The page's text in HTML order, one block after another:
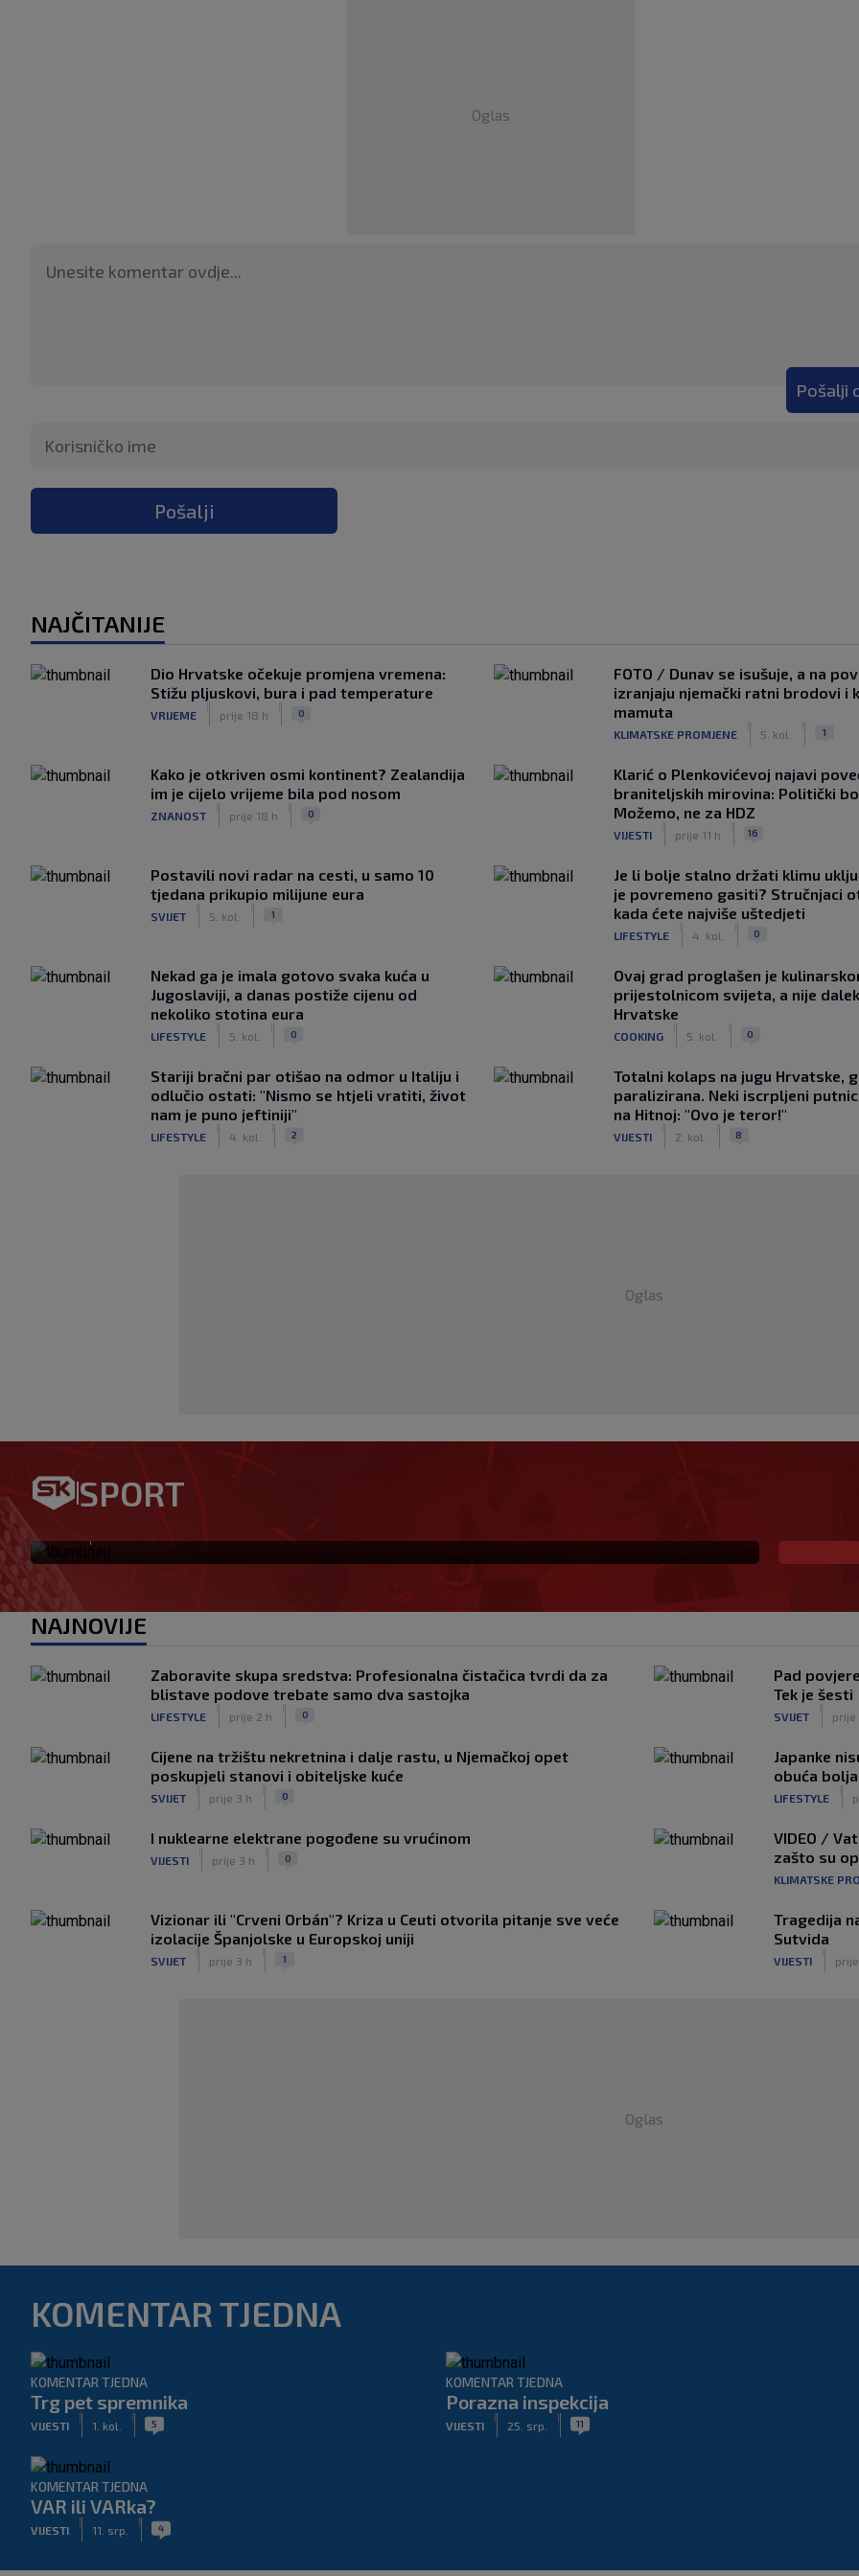
Oglas
Pošalji
Pošalji
NAJČITANIJE
Dio Hrvatske očekuje promjena vremena:
Stižu pljuskovi, bura i pad temperature
VRIJEME prije 18 h 0
FOTO / Dunav se isušuje, a na
izranjaju njemački ratni brodovi i
mamuta
KLIMATSKE PROMJENE 5. kol. 1
Kako je otkriven osmi kontinent? Zealandija
im je cijelo vrijeme bila pod nosom
ZNANOST prije 18 h 0
Klarić o Plenkovićevoj najavi
braniteljskih mirovina: Politički
Možemo, ne za HDZ
VIJESTI prije 11 h 16
Postavili novi radar na cesti, u samo 10
tjedana prikupio milijune eura
SVIJET 5. kol. 1
Je li bolje stalno držati klimu
je povremeno gasiti? Stručnjaci
kada ćete najviše uštedjeti
LIFESTYLE 4. kol. 0
Nekad ga je imala gotovo svaka kuća u
Jugoslaviji, a danas postiže cijenu od
nekoliko stotina eura
LIFESTYLE 5. kol. 0
Ovaj grad proglašen je
prijestolnicom svijeta, a nije
Hrvatske
COOKING 5. kol. 0
Stariji bračni par otišao na odmor u Italiju i
odlučio ostati: "Nismo se htjeli vratiti, život
nam je puno jeftiniji"
LIFESTYLE 4. kol. 2
Totalni kolaps na jugu Hrvatske,
paralizirana. Neki iscrpljeni
na Hitnoj: "Ovo je teror!"
VIJESTI 2. kol. 8
Oglas
SPORT
Ovo se Hajduku nije dogodilo već šest godina
NAJNOVIJE
Zaboravite skupa sredstva: Profesionalna čistačica tvrdi da za
blistave podove trebate samo dva sastojka
LIFESTYLE prije 2 h 0
Pad
Tek je šesti
SVIJET prije
Cijene na tržištu nekretnina i dalje rastu, u Njemačkoj opet
poskupjeli stanovi i obiteljske kuće
SVIJET prije 3 h 0
Japanke
obuća
LIFESTYLE
I nuklearne elektrane pogođene su vrućinom
VIJESTI prije 3 h 0
VIDEO /
zašto su
KLIMATSKE
Vizionar ili "Crveni Orbán"? Kriza u Ceuti otvorila pitanje sve veće
izolacije Španjolske u Europskoj uniji
SVIJET prije 3 h 1
Tragedija
Sutvida
VIJESTI
Oglas
KOMENTAR TJEDNA
KOMENTAR TJEDNA
Trg pet spremnika
VIJESTI 1. kol. 5
KOMENTAR TJEDNA
Porazna inspekcija
VIJESTI 25. srp. 11
KOMENTAR TJEDNA
VAR ili VARka?
VIJESTI 11. srp. 4